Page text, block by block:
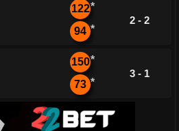
122*
94 *
2 - 2
150*
73 *
3 - 1